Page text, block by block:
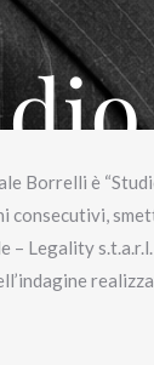
Borrelli è
consecutivi,
– Legality